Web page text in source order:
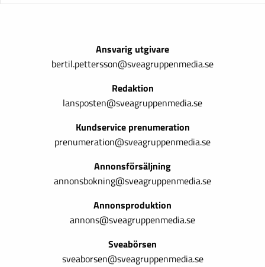
Ansvarig utgivare
bertil.pettersson@sveagruppenmedia.se
Redaktion
lansposten@sveagruppenmedia.se
Kundservice prenumeration
prenumeration@sveagruppenmedia.se
Annonsförsäljning
annonsbokning@sveagruppenmedia.se
Annonsproduktion
annons@sveagruppenmedia.se
Sveabörsen
sveaborsen@sveagruppenmedia.se